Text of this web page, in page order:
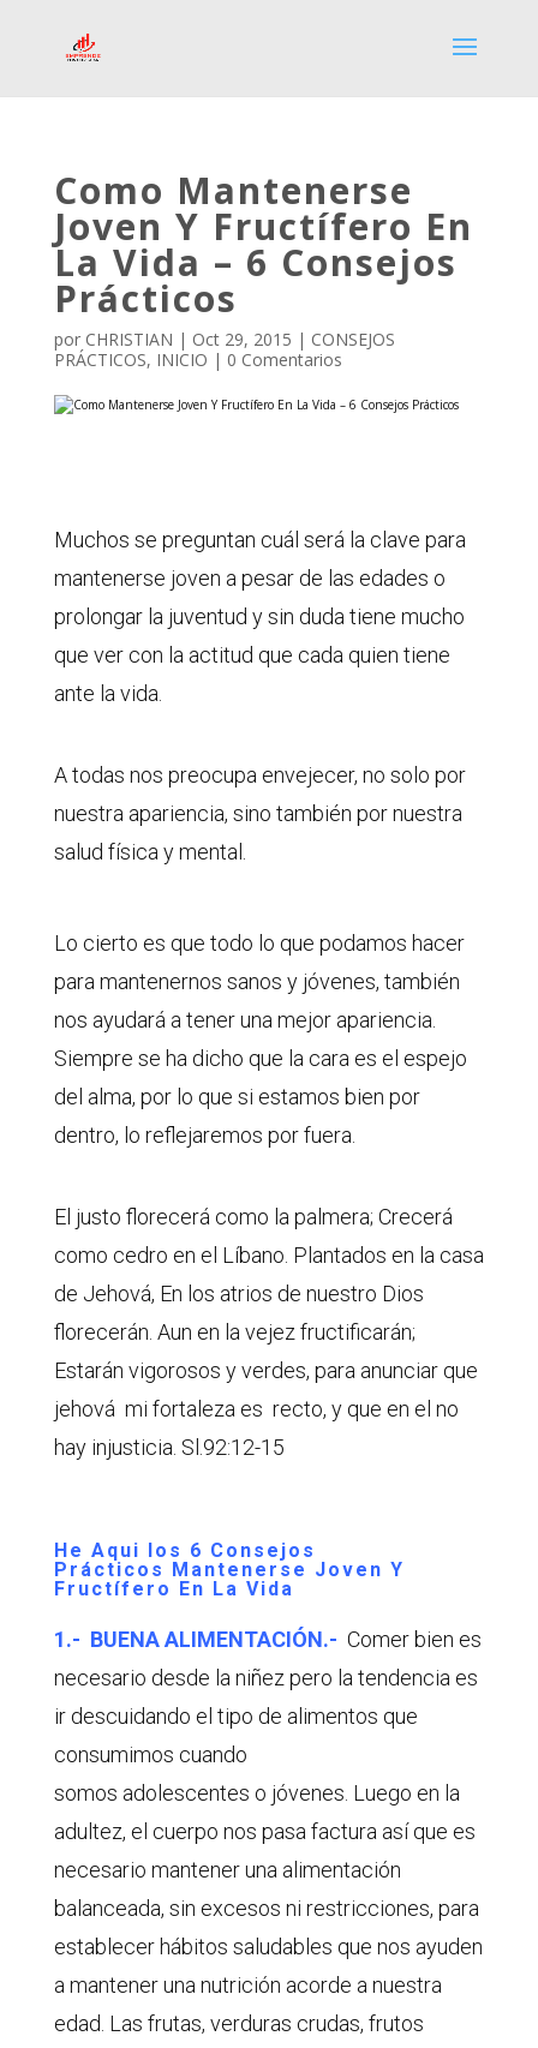
Como Mantenerse
Joven Y Fructífero En
La Vida – 6 Consejos
Prácticos
por CHRISTIAN | Oct 29, 2015 | CONSEJOS
PRÁCTICOS, INICIO | 0 Comentarios
Muchos se preguntan cuál será la clave para
mantenerse joven a pesar de las edades o
prolongar la juventud y sin duda tiene mucho
que ver con la actitud que cada quien tiene
ante la vida.
A todas nos preocupa envejecer, no solo por
nuestra apariencia, sino también por nuestra
salud física y mental.
Lo cierto es que todo lo que podamos hacer
para mantenernos sanos y jóvenes, también
nos ayudará a tener una mejor apariencia.
Siempre se ha dicho que la cara es el espejo
del alma, por lo que si estamos bien por
dentro, lo reflejaremos por fuera.
El justo florecerá como la palmera; Crecerá
como cedro en el Líbano. Plantados en la casa
de Jehová, En los atrios de nuestro Dios
florecerán. Aun en la vejez fructificarán;
Estarán vigorosos y verdes, para anunciar que
jehová mi fortaleza es recto, y que en el no
hay injusticia. Sl.92:12-15
He Aqui los 6 Consejos
Prácticos Mantenerse Joven Y
Fructífero En La Vida
1.- BUENA ALIMENTACIÓN.- Comer bien es
necesario desde la niñez pero la tendencia es
ir descuidando el tipo de alimentos que
consumimos cuando
somos adolescentes o jóvenes. Luego en la
adultez, el cuerpo nos pasa factura así que es
necesario mantener una alimentación
balanceada, sin excesos ni restricciones, para
establecer hábitos saludables que nos ayuden
a mantener una nutrición acorde a nuestra
edad. Las frutas, verduras crudas, frutos